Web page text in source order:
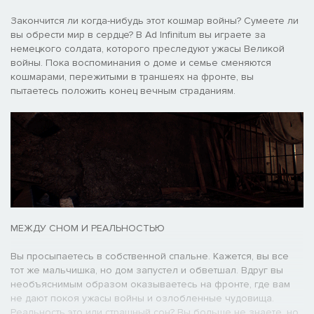
Закончится ли когда-нибудь этот кошмар войны? Сумеете ли
вы обрести мир в сердце? В Ad Infinitum вы играете за
немецкого солдата, которого преследуют ужасы Великой
войны. Пока воспоминания о доме и семье сменяются
кошмарами, пережитыми в траншеях на фронте, вы
пытаетесь положить конец вечным страданиям.
МЕЖДУ СНОМ И РЕАЛЬНОСТЬЮ
Вы просыпаетесь в собственной спальне. Кажется, вы все
тот же мальчишка, но дом запустел и обветшал. Вдруг вы
необъяснимым образом оказываетесь на фронте, где вам
не дают покоя ужасы войны и озлобленные чудовища.